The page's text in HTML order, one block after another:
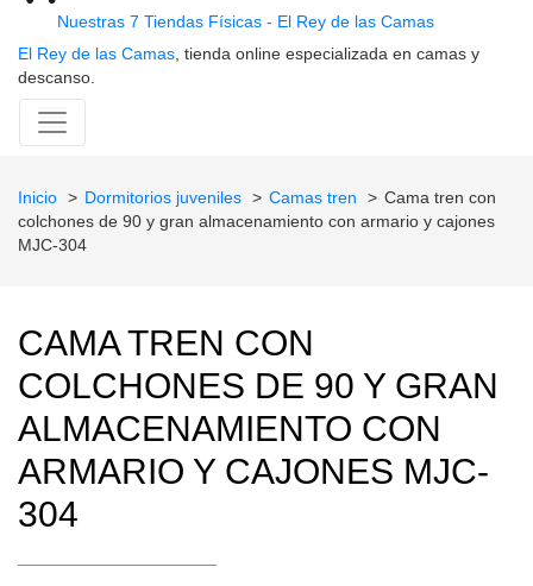
Nuestras 7 Tiendas Físicas - El Rey de las Camas
El Rey de las Camas , tienda online especializada en camas y
descanso.
Inicio Dormitorios juveniles Camas tren
Cama tren con
colchones de 90 y gran almacenamiento con armario y cajones
MJC-304
CAMA TREN CON
COLCHONES DE 90 Y GRAN
ALMACENAMIENTO CON
ARMARIO Y CAJONES MJC-
304